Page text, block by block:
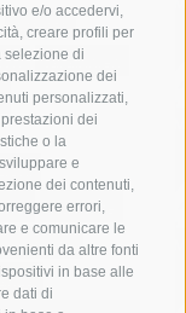
e/o accedervi,
creare profili per
selezione di
dei
personalizzati,
dei
o la
e
dei contenuti,
errori,
e comunicare le
da altre fonti
in base alle
dati di
arresto
carabinieri
incidente
lubrense